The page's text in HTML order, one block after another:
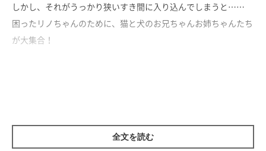
しかし、それがうっかり狭いすき間に入り込んでしまうと……
困ったリノちゃんのために、猫と犬のお兄ちゃんお姉ちゃんたち
が大集合！
全文を読む